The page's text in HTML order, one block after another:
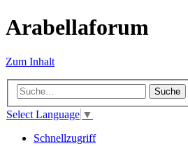
Arabellaforum
Zum Inhalt
Suche
Select Language ▼
Schnellzugriff